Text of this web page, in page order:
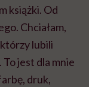
książki. Od
Chciałam,
lubili
jest dla mnie
druk,